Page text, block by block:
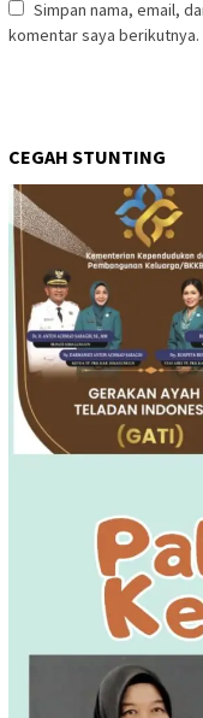
Simpan nama, email,
komentar saya berikutnya.
CEGAH STUNTING